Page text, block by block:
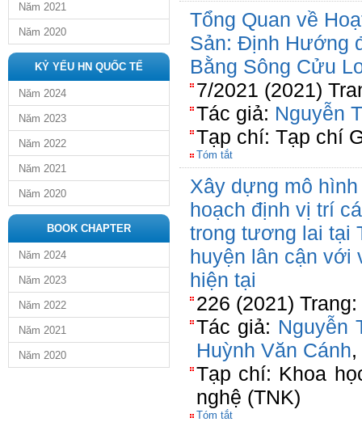
Năm 2021
Năm 2020
KỶ YẾU HN QUỐC TẾ
Năm 2024
Năm 2023
Năm 2022
Năm 2021
Năm 2020
BOOK CHAPTER
Năm 2024
Năm 2023
Năm 2022
Năm 2021
Năm 2020
Tổng Quan về
Sản: Định Hướng
Bằng Sông Cửu
7/2021 (2021)
Tác giả: Nguyễn
Tạp chí: Tạp chí
Tóm tắt
Xây dựng mô
hoạch định vị trí
trong tương lai tại
huyện lân cận với
hiện tại
226 (2021)
Tác giả: Nguyễn
Huỳnh Văn Cánh,
Tạp chí: Khoa
nghệ (TNK)
Tóm tắt